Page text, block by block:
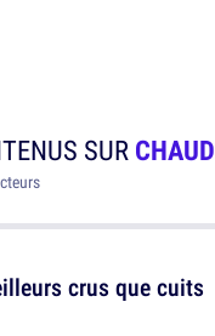
SURCHAUD
crus que cuits